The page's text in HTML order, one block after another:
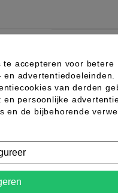
te accepteren voor betere
advertentiedoeleinden.
van derden
persoonlijke
en de bijbehorende